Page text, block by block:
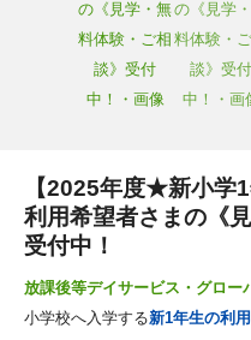
【2025年度★新小学
利用希望者さまの《
受付中！
放課後等デイサービス・グロー
小学校へ入学する新1年生の利